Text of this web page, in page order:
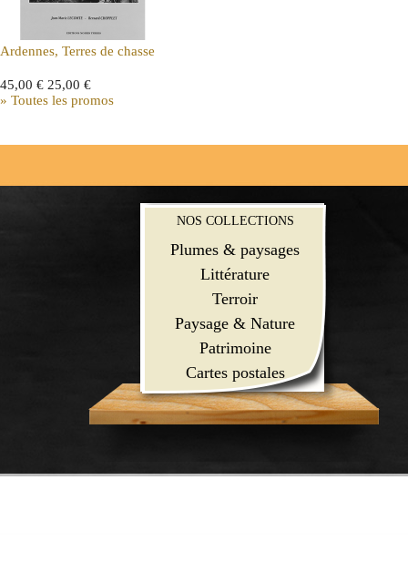
Ardennes, Terres de chasse
45,00 € 25,00 €
» Toutes les promos
NOS COLLECTIONS
Plumes & paysages
Littérature
Terroir
Paysage & Nature
Patrimoine
Cartes postales